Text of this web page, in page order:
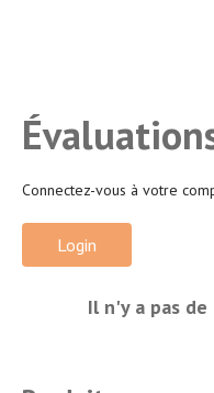
Connectez-vous à votre
Login
Il n'y a pas